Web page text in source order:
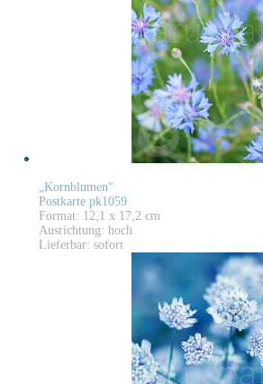
„Kornblumen“
Postkarte pk1059
Format: 12,1 x 17,2 cm
Ausrichtung: hoch
Lieferbar: sofort